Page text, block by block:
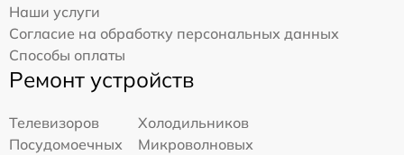
Наши услуги
Согласие на обработку персональных данных
Способы оплаты
Ремонт устройств
Телевизоров
Холодильников
Посудомоечных
Микроволновых